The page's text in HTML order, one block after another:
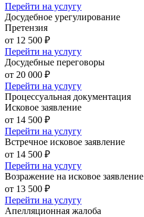
Перейти на услугу
Досудебное урегулирование
Претензия
от 12 500 ₽
Перейти на услугу
Досудебные переговоры
от 20 000 ₽
Перейти на услугу
Процессуальная документация
Исковое заявление
от 14 500 ₽
Перейти на услугу
Встречное исковое заявление
от 14 500 ₽
Перейти на услугу
Возражение на исковое заявление
от 13 500 ₽
Перейти на услугу
Апелляционная жалоба